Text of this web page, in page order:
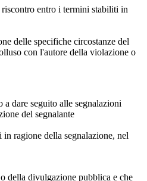
riscontro entro i termini stabiliti in
delle specifiche circostanze del
con l'autore della violazione o
dare seguito alle segnalazioni
del segnalante
ragione della segnalazione, nel
della divulgazione pubblica e che